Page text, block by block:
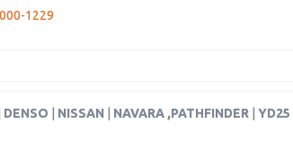
1229
DENSO NISSAN NAVARA ,PATHFINDER YD25